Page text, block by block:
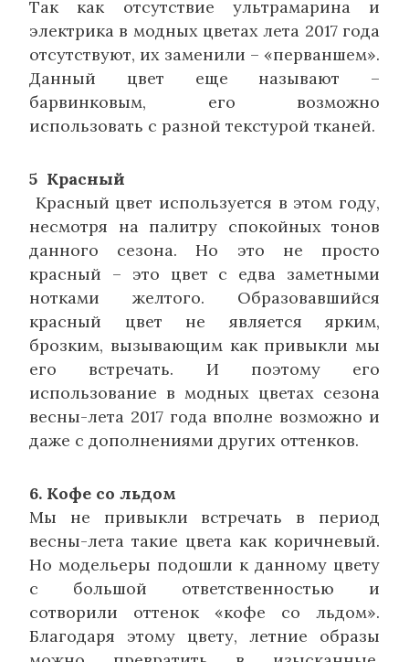
Так как отсутствие ультрамарина и
электрика в модных цветах лета 2017 года
отсутствуют, их заменили – «перваншем».
Данный цвет еще называют –
барвинковым, его возможно
использовать с разной текстурой тканей.
5 Красный
Красный цвет используется в этом году,
несмотря на палитру спокойных тонов
данного сезона. Но это не просто
красный – это цвет с едва заметными
нотками желтого. Образовавшийся
красный цвет не является ярким,
брозким, вызывающим как привыкли мы
его встречать. И поэтому его
использование в модных цветах сезона
весны-лета 2017 года вполне возможно и
даже с дополнениями других оттенков.
6. Кофе со льдом
Мы не привыкли встречать в период
весны-лета такие цвета как коричневый.
Но модельеры подошли к данному цвету
с большой ответственностью и
сотворили оттенок «кофе со льдом».
Благодаря этому цвету, летние образы